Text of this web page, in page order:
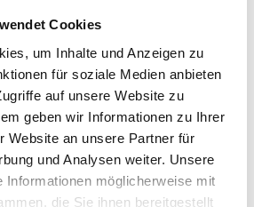
Cookies
um Inhalte und Anzeigen zu
für soziale Medien anbieten
auf unsere Website zu
geben wir Informationen zu Ihrer
Website an unsere Partner für
und Analysen weiter. Unsere
Informationen möglicherweise mit
die Sie ihnen bereitgestellt
bereiten Sie sich auf mögliche
beachten: Nutzen Sie die Echtzeit-
in Google Ads, um Fehler frühzeitig zu
Entwickeln Sie eine klare
KI-Entwicklungen bei Google Search
Sie dazu auch unsere Artikel über
Forum vom 26. Mai 2026
Zusammenfassung: 4. Mai 2026